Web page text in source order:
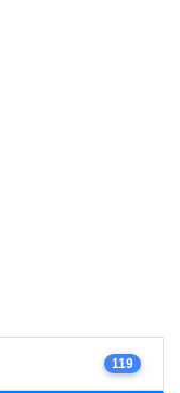
119